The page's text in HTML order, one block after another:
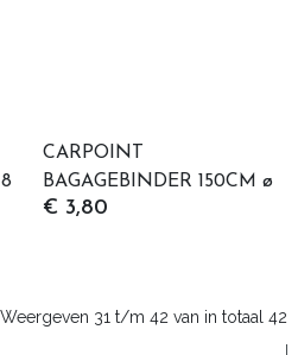
CARPOINT
BAGAGEBINDER 150CM ø
10MM
€ 3,80
Weergeven 31 t/m 42 van in totaal 42